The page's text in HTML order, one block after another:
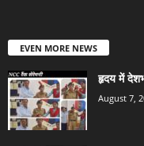
EVEN MORE NEWS
हृदय में
August 7,